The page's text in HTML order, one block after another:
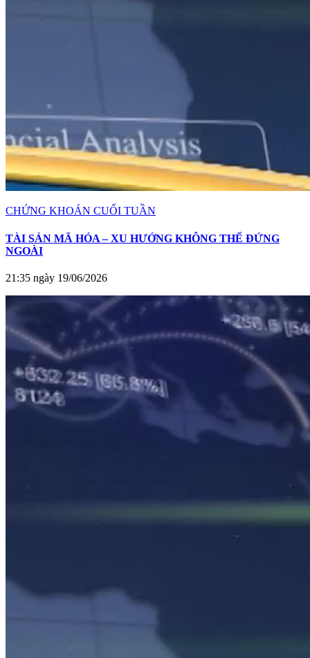
CHỨNG KHOÁN CUỐI TUẦN
TÀI SẢN MÃ HÓA – XU HƯỚNG KHÔNG THỂ ĐỨNG
NGOÀI
21:35 ngày 19/06/2026